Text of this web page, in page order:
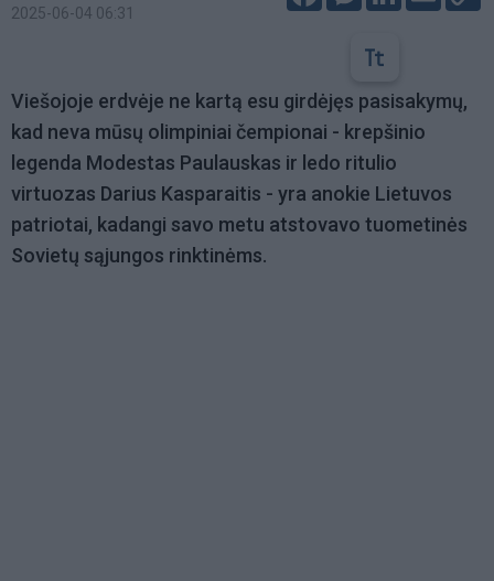
2025-06-04 06:31
Viešojoje erdvėje ne kartą esu girdėjęs pasisakymų,
kad neva mūsų olimpiniai čempionai - krepšinio
legenda Modestas Paulauskas ir ledo ritulio
virtuozas Darius Kasparaitis - yra anokie Lietuvos
patriotai, kadangi savo metu atstovavo tuometinės
Sovietų sąjungos rinktinėms.